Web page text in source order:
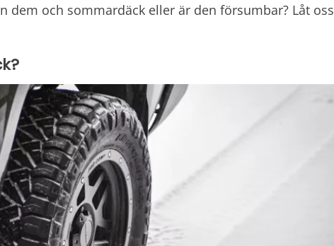
dem och sommardäck eller är den försumbar? Låt oss